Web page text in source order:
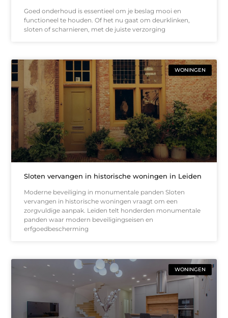
Goed onderhoud is essentieel om je beslag mooi en
functioneel te houden. Of het nu gaat om deurklinken,
sloten of scharnieren, met de juiste verzorging
WONINGEN
Sloten vervangen in historische woningen in Leiden
Moderne beveiliging in monumentale panden Sloten
vervangen in historische woningen vraagt om een
zorgvuldige aanpak. Leiden telt honderden monumentale
panden waar modern beveiligingseisen en
erfgoedbescherming
WONINGEN